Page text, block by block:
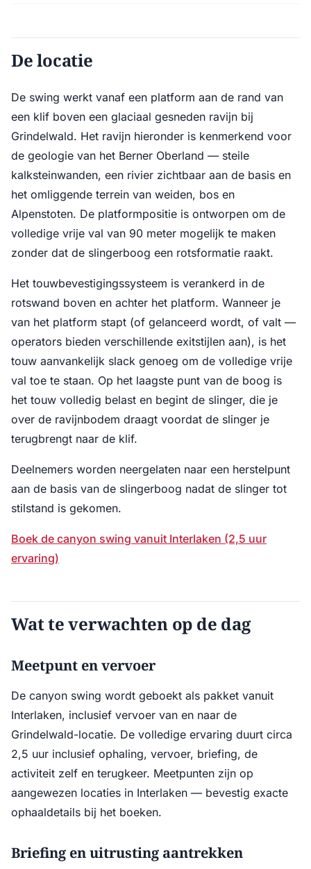
De locatie
De swing werkt vanaf een platform aan de rand van
een klif boven een glaciaal gesneden ravijn bij
Grindelwald. Het ravijn hieronder is kenmerkend voor
de geologie van het Berner Oberland — steile
kalksteinwanden, een rivier zichtbaar aan de basis en
het omliggende terrein van weiden, bos en
Alpenstoten. De platformpositie is ontworpen om de
volledige vrije val van 90 meter mogelijk te maken
zonder dat de slingerboog een rotsformatie raakt.
Het touwbevestigingssysteem is verankerd in de
rotswand boven en achter het platform. Wanneer je
van het platform stapt (of gelanceerd wordt, of valt —
operators bieden verschillende exitstijlen aan), is het
touw aanvankelijk slack genoeg om de volledige vrije
val toe te staan. Op het laagste punt van de boog is
het touw volledig belast en begint de slinger, die je
over de ravijnbodem draagt voordat de slinger je
terugbrengt naar de klif.
Deelnemers worden neergelaten naar een herstelpunt
aan de basis van de slingerboog nadat de slinger tot
stilstand is gekomen.
Boek de canyon swing vanuit Interlaken (2,5 uur
ervaring)
Wat te verwachten op de dag
Meetpunt en vervoer
De canyon swing wordt geboekt als pakket vanuit
Interlaken, inclusief vervoer van en naar de
Grindelwald-locatie. De volledige ervaring duurt circa
2,5 uur inclusief ophaling, vervoer, briefing, de
activiteit zelf en terugkeer. Meetpunten zijn op
aangewezen locaties in Interlaken — bevestig exacte
ophaaldetails bij het boeken.
Briefing en uitrusting aantrekken